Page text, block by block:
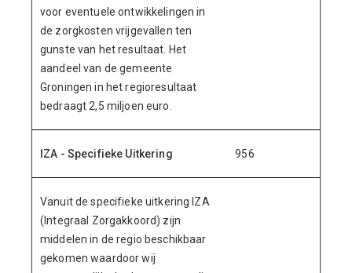
voor eventuele ontwikkelingen in
de zorgkosten vrijgevallen ten
gunste van het resultaat. Het
aandeel van de gemeente
Groningen in het regioresultaat
bedraagt 2,5 miljoen euro.
IZA - Specifieke Uitkering 956
Vanuit de specifieke uitkering IZA
(Integraal Zorgakkoord) zijn
middelen in de regio beschikbaar
gekomen waardoor wij